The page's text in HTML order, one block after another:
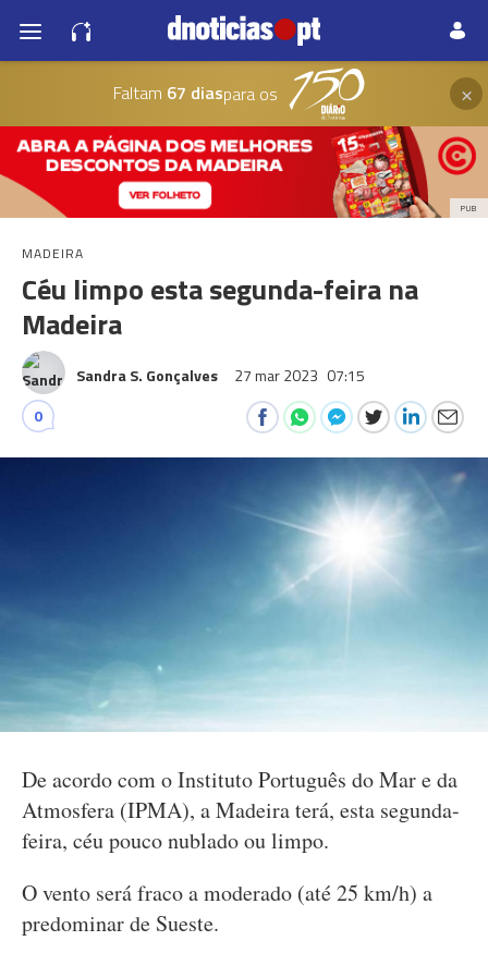
Faltam 67 diaspara os ×
PUB
MADEIRA
Céu limpo esta segunda-feira na
Madeira
Sandra S. Gonçalves 27 mar 2023 07:15
0
De acordo com o Instituto Português do Mar e da
Atmosfera (IPMA), a Madeira terá, esta segunda-
feira, céu pouco nublado ou limpo.
O vento será fraco a moderado (até 25 km/h) a
predominar de Sueste.